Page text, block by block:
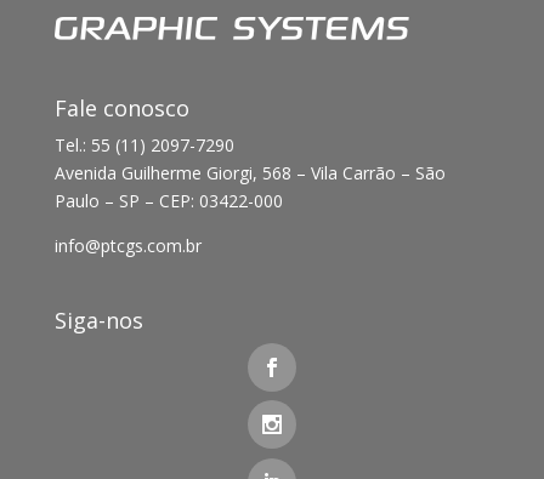
Fale conosco
Tel.: 55 (11) 2097-7290
Avenida Guilherme Giorgi, 568 – Vila Carrão – São
Paulo – SP – CEP: 03422-000
info@ptcgs.com.br
Siga-nos